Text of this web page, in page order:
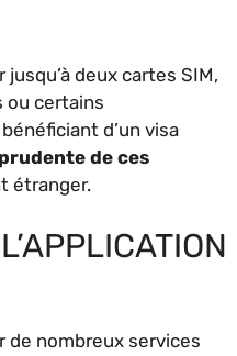
deux cartes SIM,
ou certains
d’un visa
de ces
étranger.
de nombreux services